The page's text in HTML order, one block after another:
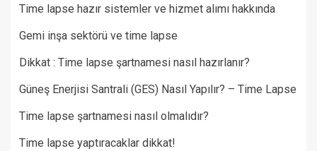
Time lapse hazır sistemler ve hizmet alımı hakkında
Gemi inşa sektörü ve time lapse
Dikkat : Time lapse şartnamesi nasıl hazırlanır?
Güneş Enerjisi Santrali (GES) Nasıl Yapılır? – Time Lapse
Time lapse şartnamesi nasıl olmalıdır?
Time lapse yaptıracaklar dikkat!